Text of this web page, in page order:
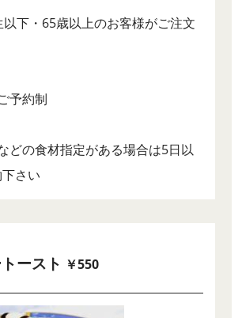
下・65歳以上のお客様がご注文
予約制
どの食材指定がある場合は5日以
さい
ースト ￥550